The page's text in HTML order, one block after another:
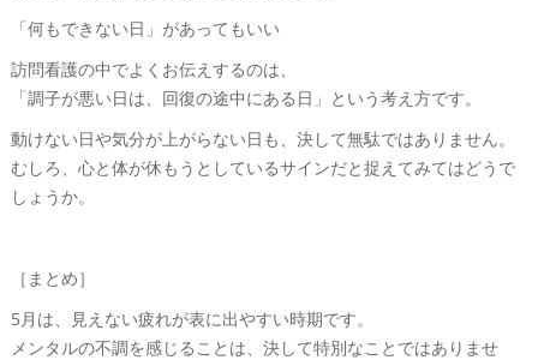
「何もできない日」があってもいい
訪問看護の中でよくお伝えするのは、
「調子が悪い日は、回復の途中にある日」という考え方です。
動けない日や気分が上がらない日も、決して無駄ではありません。
むしろ、心と体が休もうとしているサインだと捉えてみてはどうで
しょうか。
［まとめ］
5月は、見えない疲れが表に出やすい時期です。
メンタルの不調を感じることは、決して特別なことではありませ